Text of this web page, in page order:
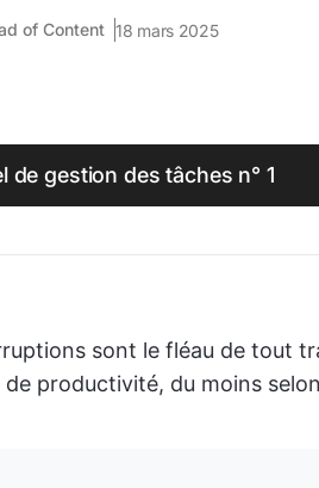
of Content 18 mars 2025
de gestion des tâches n° 1
sont le fléau de tout
productivité, du moins